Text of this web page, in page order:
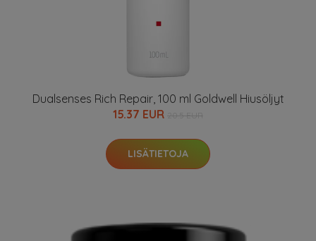
Dualsenses Rich Repair, 100 ml Goldwell Hiusöljyt
15.37 EUR
LISÄTIETOJA